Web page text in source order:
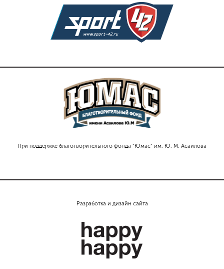
При поддержке благотворительного фонда "Юмас" им. Ю. М. Асаилова
Разработка и дизайн сайта